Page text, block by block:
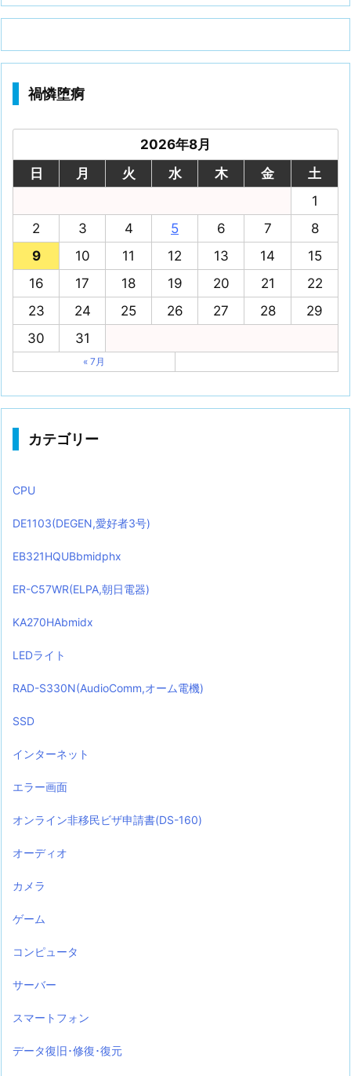
禍憐堕痾
2026年8月
日
月 火 水 木 金
土
1
2
3 4 5 6 7
8
9
10 11 12 13 14
15
16
17 18 19 20 21
22
23
24 25 26 27 28
29
30
31
« 7月
カテゴリー
CPU
DE1103(DEGEN,愛好者3号)
EB321HQUBbmidphx
ER-C57WR(ELPA,朝日電器)
KA270HAbmidx
LEDライト
RAD-S330N(AudioComm,オーム電機)
SSD
インターネット
エラー画面
オンライン非移民ビザ申請書(DS-160)
オーディオ
カメラ
ゲーム
コンピュータ
サーバー
スマートフォン
データ復旧･修復･復元